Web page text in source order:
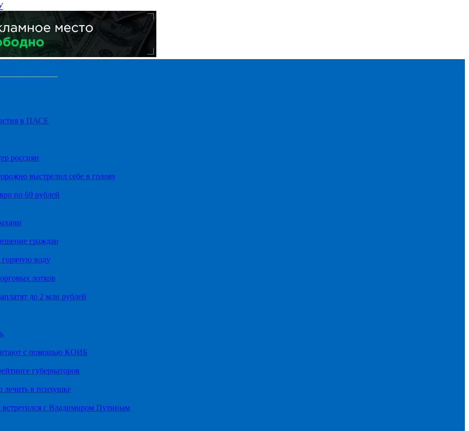
в ПАСЕ
россиян
выстрелил себе в голову
по 69 рублей
граждан
воду
лотков
до 2 млн рублей
с помощью КОИБ
губернаторов
лечить в психушке
встретился с Владимиром Путиным